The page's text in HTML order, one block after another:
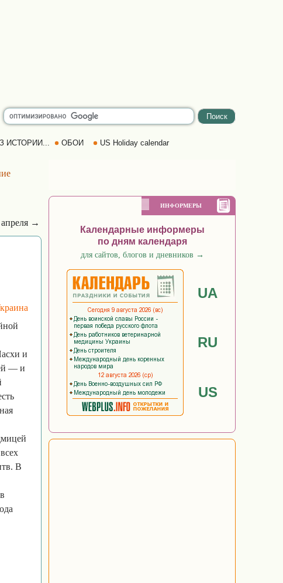
ИСТОРИИ... ОБОИ US Holiday calendar
апреля →
и
— и
В
ИНФОРМЕРЫ
Календарные информеры
по дням календаря
для сайтов, блогов и дневников →
UA
RU
US